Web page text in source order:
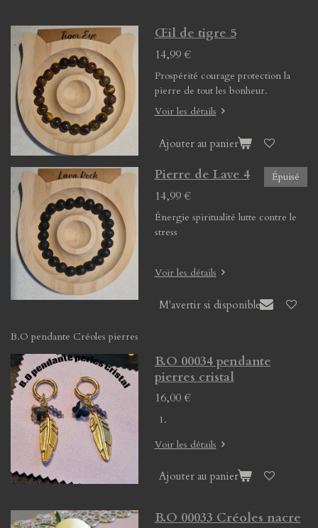
Œil de tigre 5
14,99 €
Prospérité courage protection la
pierre de tout les bonheur.
Voir les détails
Ajouter au panier
Épuisé
Pierre de Lave 4
14,99 €
Énergie spiritualité lutte contre le
stress
Voir les détails
M'avertir si disponible
B.O pendante Créoles pierres
B.O 00034 pendante
pierres cristal
16,00 €
Voir les détails
Ajouter au panier
B.O 00033 Créoles nacre